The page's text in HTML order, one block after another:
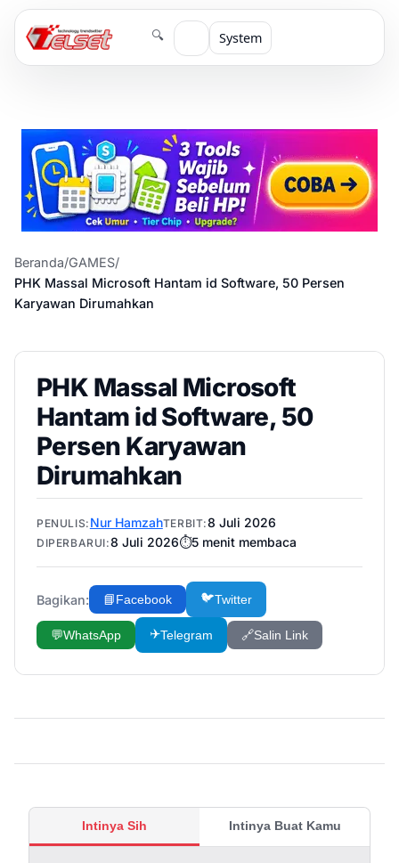
🔍 System
Beranda/GAMES/
PHK Massal Microsoft Hantam id Software, 50 Persen
Karyawan Dirumahkan
PHK Massal Microsoft
Hantam id Software, 50
Persen Karyawan
Dirumahkan
PENULIS: Nur HamzahTERBIT:8 Juli 2026
DIPERBARUI:8 Juli 2026⏱️5menit membaca
Bagikan: 📘Facebook 🐦Twitter
💬WhatsApp ✈️Telegram 🔗Salin Link
Intinya Sih Intinya Buat Kamu